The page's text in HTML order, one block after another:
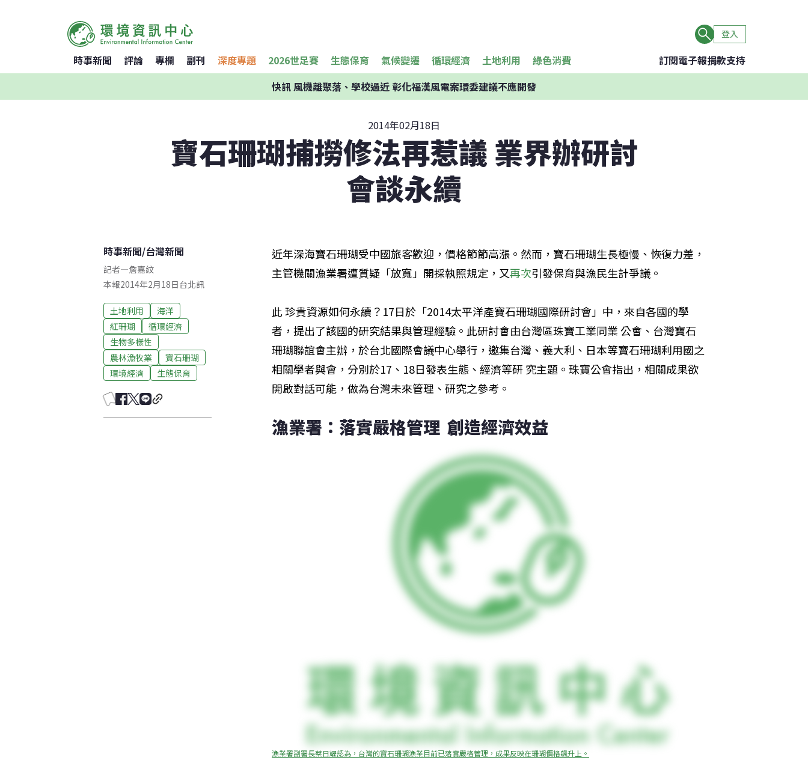
登入
時事新聞 評論 專欄 副刊 深度專題 2026世足賽 生態保育 氣候變遷 循環經濟 土地利用 綠色消費 訂閱電子報捐款支持
快訊風機離聚落、學校過近 彰化福漢風電案環委建議不應開發
2014年02月18日
寶石珊瑚捕撈修法再惹議 業界辦研討
會談永續
時事新聞/台灣新聞
記者—詹嘉紋
本報2014年2月18日台北訊
土地利用
海洋
紅珊瑚
循環經濟
生物多樣性
農林漁牧業
寶石珊瑚
環境經濟
生態保育
近年深海寶石珊瑚受中國旅客歡迎，價格節節高漲。然而，寶石珊瑚生長極慢、恢復力差，
主管機關漁業署遭質疑「放寬」開採執照規定，又再次引發保育與漁民生計爭議。
此 珍貴資源如何永續？17日於「2014太平洋產寶石珊瑚國際研討會」中，來自各國的學
者，提出了該國的研究結果與管理經驗。此研討會由台灣區珠寶工業同業 公會、台灣寶石
珊瑚聯誼會主辦，於台北國際會議中心舉行，邀集台灣、義大利、日本等寶石珊瑚利用國之
相關學者與會，分別於17、18日發表生態、經濟等研 究主題。珠寶公會指出，相關成果欲
開啟對話可能，做為台灣未來管理、研究之參考。
漁業署：落實嚴格管理  創造經濟效益
漁業署副署長蔡日耀認為，台灣的寶石珊瑚漁業目前已落實嚴格管理，成果反映在珊瑚價格飆升上。